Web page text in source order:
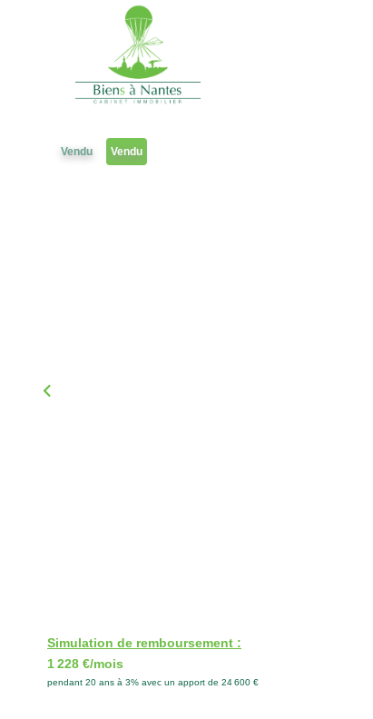
3 pièces Référence 1929AKFG
Vendu Vendu
Simulation de remboursement :
1 228 €/mois
pendant 20 ans à 3% avec un apport de 24 600 €